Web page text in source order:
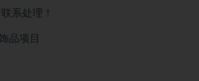
系处理！
品项目